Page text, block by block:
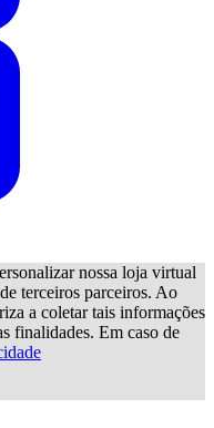
nossa loja virtual
terceiros parceiros. Ao
a coletar tais informações
finalidades. Em caso de